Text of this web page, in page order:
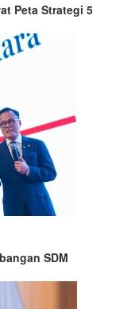
Peta Strategi 5
SDM